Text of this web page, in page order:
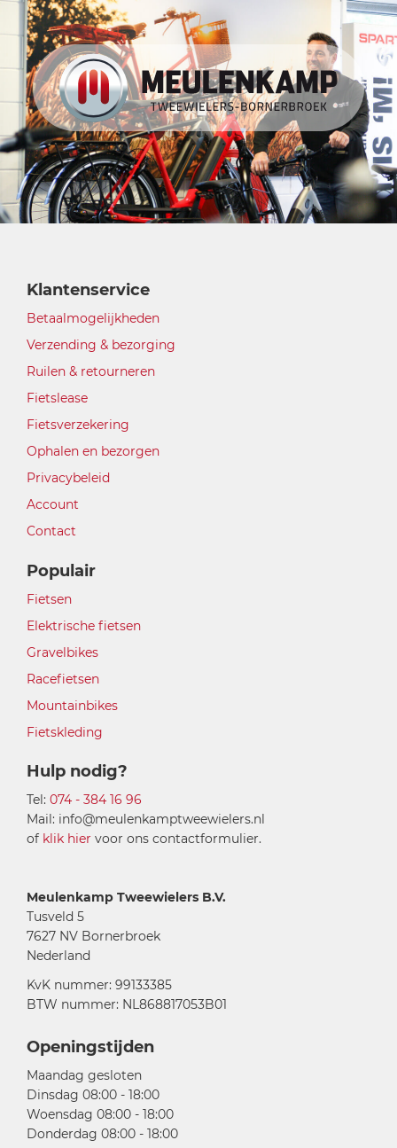
Klantenservice
Betaalmogelijkheden
Verzending & bezorging
Ruilen & retourneren
Fietslease
Fietsverzekering
Ophalen en bezorgen
Privacybeleid
Account
Contact
Populair
Fietsen
Elektrische fietsen
Gravelbikes
Racefietsen
Mountainbikes
Fietskleding
Hulp nodig?
Tel: 074 - 384 16 96
Mail: info@meulenkamptweewielers.nl
of klik hier voor ons contactformulier.
Meulenkamp Tweewielers B.V.
Tusveld 5
7627 NV Bornerbroek
Nederland
KvK nummer: 99133385
BTW nummer: NL868817053B01
Openingstijden
Maandag gesloten
Dinsdag 08:00 - 18:00
Woensdag 08:00 - 18:00
Donderdag 08:00 - 18:00